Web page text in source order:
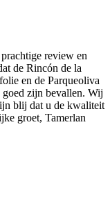
review en
de Rincón de la
en de Parqueoliva
zijn bevallen. Wij
blij dat u de kwaliteit
groet, Tamerlan